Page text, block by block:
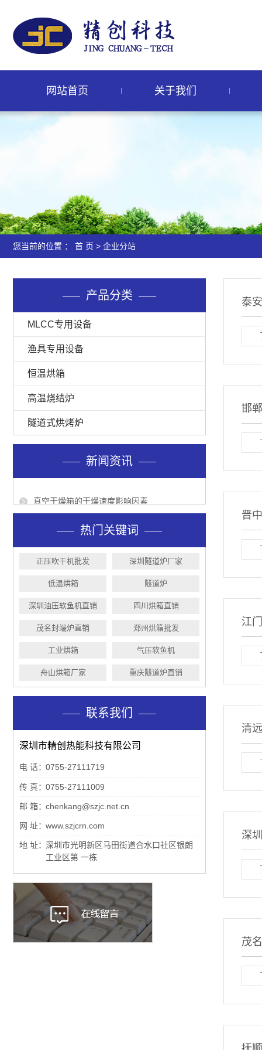
网站首页 关于我们
您当前的位置 ： 首 页 > 企业分站
产品分类
MLCC专用设备
渔具专用设备
恒温烘箱
高温烧结炉
隧道式烘烤炉
新闻资讯
在使用热风循环烘箱过程中，需要注意什么？
工业烘烤箱要如何使用保养才更安全
工业隧道炉如何正确使用呢
工业烘烤箱生产直销
真空干燥箱的干燥速度影响因素
高温烤箱出现不加热现象的原因
在使用热风循环烘箱过程中，需要注意什么？
工业烘烤箱生产直销
热门关键词
正压吹干机批发 深圳隧道炉厂家
低温烘箱 隧道炉
深圳油压软鱼机直销 四川烘箱直销
茂名封端炉直销 郑州烘箱批发
工业烘箱 气压软鱼机
舟山烘箱厂家 重庆隧道炉直销
联系我们
深圳市精创热能科技有限公司
电 话：0755-27111719
传 真：0755-27111009
邮 箱：chenkang@szjc.net.cn
网 址：www.szjcrn.com
地 址：深圳市光明新区马田街道合水口社区银朗
工业区第 一栋
泰
邯
晋
江
清
深
茂